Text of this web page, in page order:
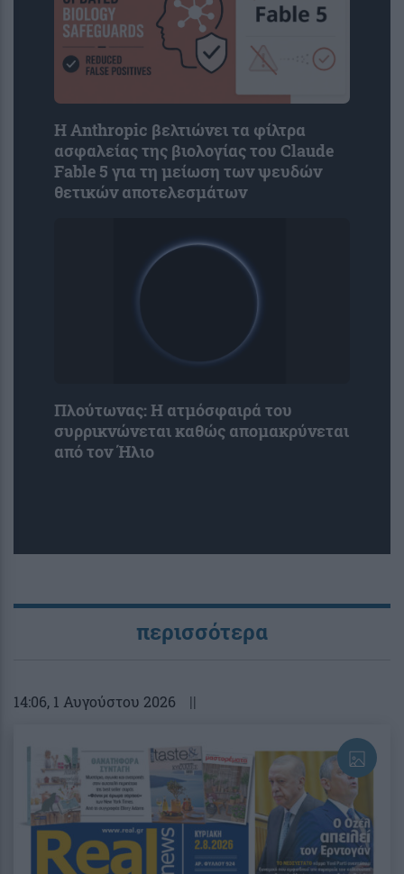
Η Anthropic βελτιώνει τα φίλτρα
ασφαλείας της βιολογίας του Claude
Fable 5 για τη μείωση των ψευδών
θετικών αποτελεσμάτων
Πλούτωνας: Η ατμόσφαιρά του
συρρικνώνεται καθώς απομακρύνεται
από τον Ήλιο
περισσότερα
14:06, 1 Αυγούστου 2026 ||